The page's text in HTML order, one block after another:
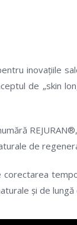
inovațiile
de „skin
de
și de lungă